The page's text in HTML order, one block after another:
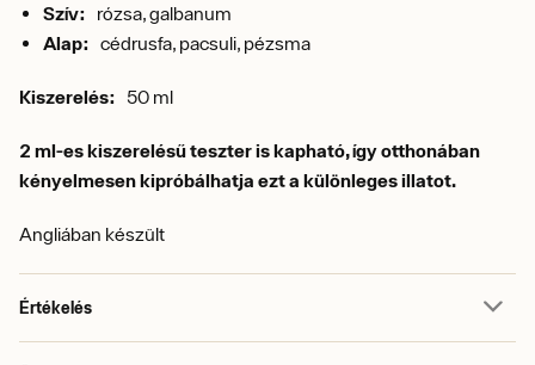
Szív: rózsa, galbanum
Alap: cédrusfa, pacsuli, pézsma
Kiszerelés: 50 ml
2 ml-es kiszerelésű teszter is kapható, így otthonában
kényelmesen kipróbálhatja ezt a különleges illatot.
Angliában készült
Értékelés